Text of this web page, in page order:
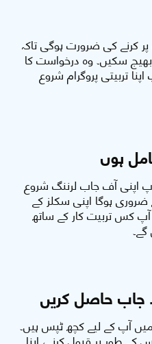
کرنے کی ضرورت ہوگی تاکہ
سکیں۔ وہ درخواست کا
تربیتی پروگرام شروع
ہوں
اپنی آف جاب لرننگ شروع
ہوگا اپنی سکلز کے
آپ کس تربیت کار کے ساتھ
جاب حاصل کریں
آپ کے لیے کچھ ٹپس ہیں۔